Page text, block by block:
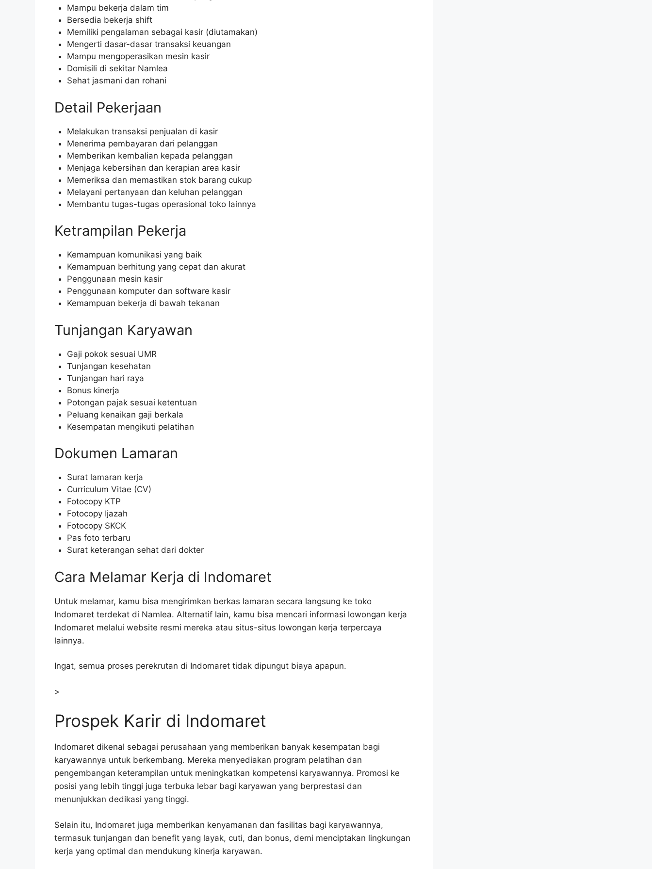
Mampu bekerja dalam tim
Bersedia bekerja shift
Memiliki pengalaman sebagai kasir (diutamakan)
Mengerti dasar-dasar transaksi keuangan
Mampu mengoperasikan mesin kasir
Domisili di sekitar Namlea
Sehat jasmani dan rohani
Detail Pekerjaan
Melakukan transaksi penjualan di kasir
Menerima pembayaran dari pelanggan
Memberikan kembalian kepada pelanggan
Menjaga kebersihan dan kerapian area kasir
Memeriksa dan memastikan stok barang cukup
Melayani pertanyaan dan keluhan pelanggan
Membantu tugas-tugas operasional toko lainnya
Ketrampilan Pekerja
Kemampuan komunikasi yang baik
Kemampuan berhitung yang cepat dan akurat
Penggunaan mesin kasir
Penggunaan komputer dan software kasir
Kemampuan bekerja di bawah tekanan
Tunjangan Karyawan
Gaji pokok sesuai UMR
Tunjangan kesehatan
Tunjangan hari raya
Bonus kinerja
Potongan pajak sesuai ketentuan
Peluang kenaikan gaji berkala
Kesempatan mengikuti pelatihan
Dokumen Lamaran
Surat lamaran kerja
Curriculum Vitae (CV)
Fotocopy KTP
Fotocopy Ijazah
Fotocopy SKCK
Pas foto terbaru
Surat keterangan sehat dari dokter
Cara Melamar Kerja di Indomaret
Untuk melamar, kamu bisa mengirimkan berkas lamaran secara langsung ke toko
Indomaret terdekat di Namlea. Alternatif lain, kamu bisa mencari informasi lowongan kerja
Indomaret melalui website resmi mereka atau situs-situs lowongan kerja terpercaya
lainnya.
Ingat, semua proses perekrutan di Indomaret tidak dipungut biaya apapun.
>
Prospek Karir di Indomaret
Indomaret dikenal sebagai perusahaan yang memberikan banyak kesempatan bagi
karyawannya untuk berkembang. Mereka menyediakan program pelatihan dan
pengembangan keterampilan untuk meningkatkan kompetensi karyawannya. Promosi ke
posisi yang lebih tinggi juga terbuka lebar bagi karyawan yang berprestasi dan
menunjukkan dedikasi yang tinggi.
Selain itu, Indomaret juga memberikan kenyamanan dan fasilitas bagi karyawannya,
termasuk tunjangan dan benefit yang layak, cuti, dan bonus, demi menciptakan lingkungan
kerja yang optimal dan mendukung kinerja karyawan.